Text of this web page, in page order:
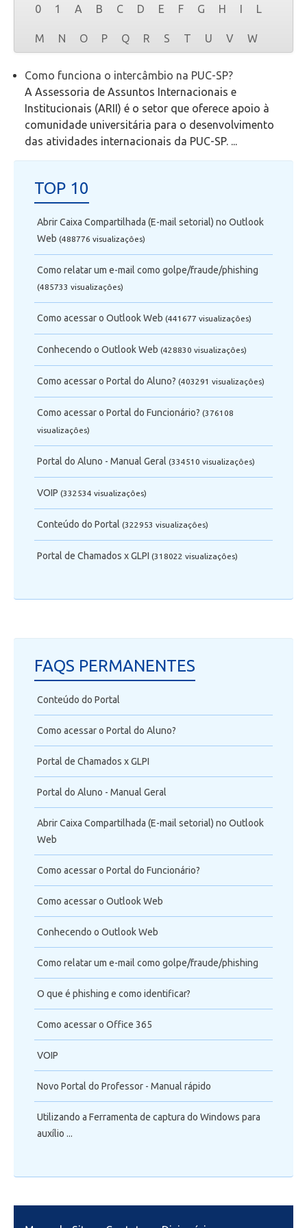
Biblioteca
Wifi
Suporte
Telefonia
Office 365
Fluig
Feedz
0 1 A B C D E F G H I L
M N O P Q R S T U V W
Como funciona o intercâmbio na PUC-SP?
A Assessoria de Assuntos Internacionais e
Institucionais (ARII) é o setor que oferece apoio à
comunidade universitária para o desenvolvimento
das atividades internacionais da PUC-SP. ...
TOP 10
Abrir Caixa Compartilhada (E-mail setorial) no Outlook
Web (488776 visualizaçôes)
Como relatar um e-mail como golpe/fraude/phishing
(485733 visualizaçôes)
Como acessar o Outlook Web (441677 visualizaçôes)
Conhecendo o Outlook Web (428830 visualizaçôes)
Como acessar o Portal do Aluno? (403291 visualizaçôes)
Como acessar o Portal do Funcionário? (376108
visualizaçôes)
Portal do Aluno - Manual Geral (334510 visualizaçôes)
VOIP (332534 visualizaçôes)
Conteúdo do Portal (322953 visualizaçôes)
Portal de Chamados x GLPI (318022 visualizaçôes)
FAQS PERMANENTES
Conteúdo do Portal
Como acessar o Portal do Aluno?
Portal de Chamados x GLPI
Portal do Aluno - Manual Geral
Abrir Caixa Compartilhada (E-mail setorial) no Outlook
Web
Como acessar o Portal do Funcionário?
Como acessar o Outlook Web
Conhecendo o Outlook Web
Como relatar um e-mail como golpe/fraude/phishing
O que é phishing e como identificar?
Como acessar o Office 365
VOIP
Novo Portal do Professor - Manual rápido
Utilizando a Ferramenta de captura do Windows para
auxílio ...